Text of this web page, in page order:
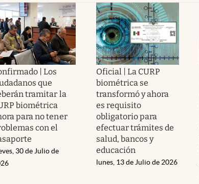
| Los
que
tramitar la
biométrica
para no tener
con el
30 de Julio de
Oficial | La CURP
biométrica se
transformó y ahora
es requisito
obligatorio para
efectuar trámites de
salud, bancos y
educación
lunes, 13 de Julio de 2026